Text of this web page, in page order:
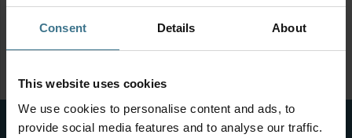
Consent Details About
This website uses cookies
We use cookies to personalise content and ads, to
provide social media features and to analyse our traffic.
Kom je er toch niet uit?
Neem gerust contact met ons op viainfo@locklock.nlof